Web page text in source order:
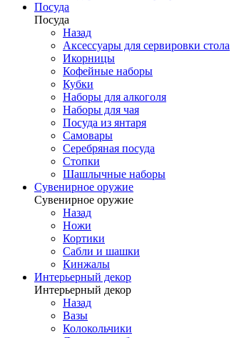
Посуда
Посуда
Назад
Аксессуары для сервировки стола
Икорницы
Кофейные наборы
Кубки
Наборы для алкоголя
Наборы для чая
Посуда из янтаря
Самовары
Серебряная посуда
Стопки
Шашлычные наборы
Сувенирное оружие
Сувенирное оружие
Назад
Ножи
Кортики
Сабли и шашки
Кинжалы
Интерьерный декор
Интерьерный декор
Назад
Вазы
Колокольчики